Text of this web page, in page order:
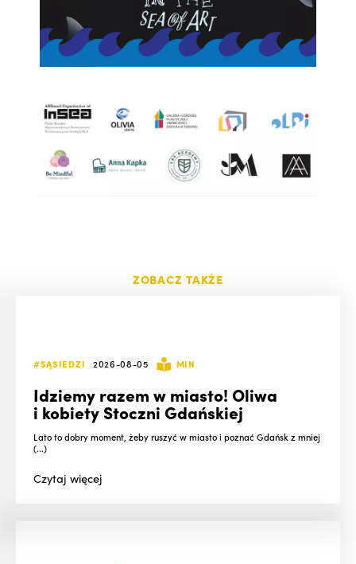
ZOBACZ TAKŻE
#SĄSIEDZI 2026-08-05 MIN
Idziemy razem w miasto! Oliwa
i kobiety Stoczni Gdańskiej
Lato to dobry moment, żeby ruszyć w miasto i poznać Gdańsk z mniej
(...)
Czytajwięcej